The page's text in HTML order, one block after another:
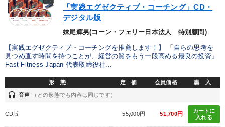
「実践エグゼクティブ・コーチング」CD・
デジタル版
妹尾輝男(コーン・フェリー日本法人 特別顧問)
【実践エグゼクティブ・コーチングを推薦します！】 「自らの思考を
見つめ直す時間を持つことが、経営の質をもう一段高める最良の投資」
Fast Fitness Japan 代表取締役社...
形 態 定 価 会員価格 購 入
headset 音声 （どの形態でも内容は同じです）
CD版 55,000円 51,700円
カートに
入れる